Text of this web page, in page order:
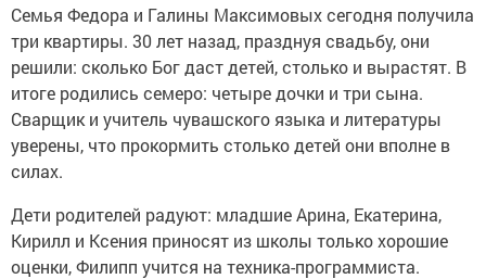
Семья Федора и Галины Максимовых сегодня получила
три квартиры. 30 лет назад, празднуя свадьбу, они
решили: сколько Бог даст детей, столько и вырастят. В
итоге родились семеро: четыре дочки и три сына.
Сварщик и учитель чувашского языка и литературы
уверены, что прокормить столько детей они вполне в
силах.
Дети родителей радуют: младшие Арина, Екатерина,
Кирилл и Ксения приносят из школы только хорошие
оценки, Филипп учится на техника-программиста.